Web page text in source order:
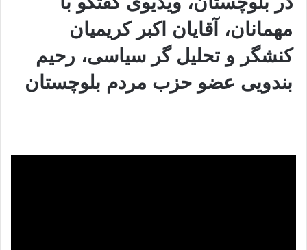
مهمانان، آقایان اکبر کریمیان
کنشگر و تحلیل گر سیاسی، رحیم
بندویی عضو حزب مردم بلوچستان